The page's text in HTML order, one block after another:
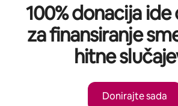
100% donacija
za finansiranje
hitne
Donirajte sada